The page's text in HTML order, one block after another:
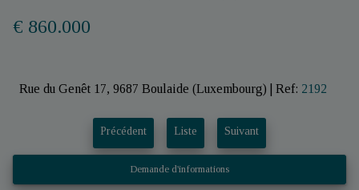
€ 860.000
Rue du Genêt 17, 9687 Boulaide (Luxembourg) Ref: 2192
Précédent Liste Suivant
Demande d'informations